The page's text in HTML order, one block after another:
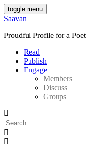
Skip
to
toggle menu
Saavan
Proudful Profile for a Poet
Read
Publish
Engage
Members
Discuss
Groups
Search
for: